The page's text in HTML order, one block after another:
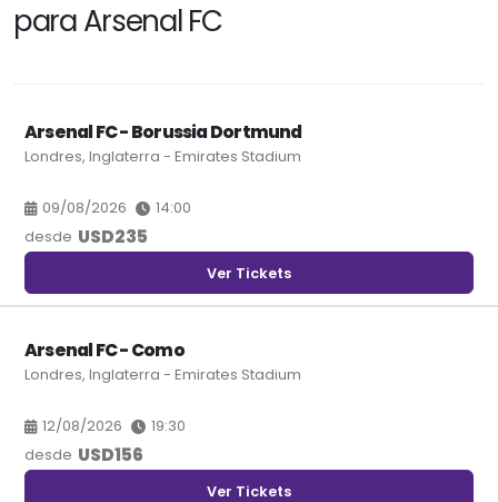
para Arsenal FC
Arsenal FC - Borussia Dortmund
Londres, Inglaterra - Emirates Stadium
09/08/2026
14:00
desde USD235
Ver Tickets
Arsenal FC - Como
Londres, Inglaterra - Emirates Stadium
12/08/2026
19:30
desde USD156
Ver Tickets